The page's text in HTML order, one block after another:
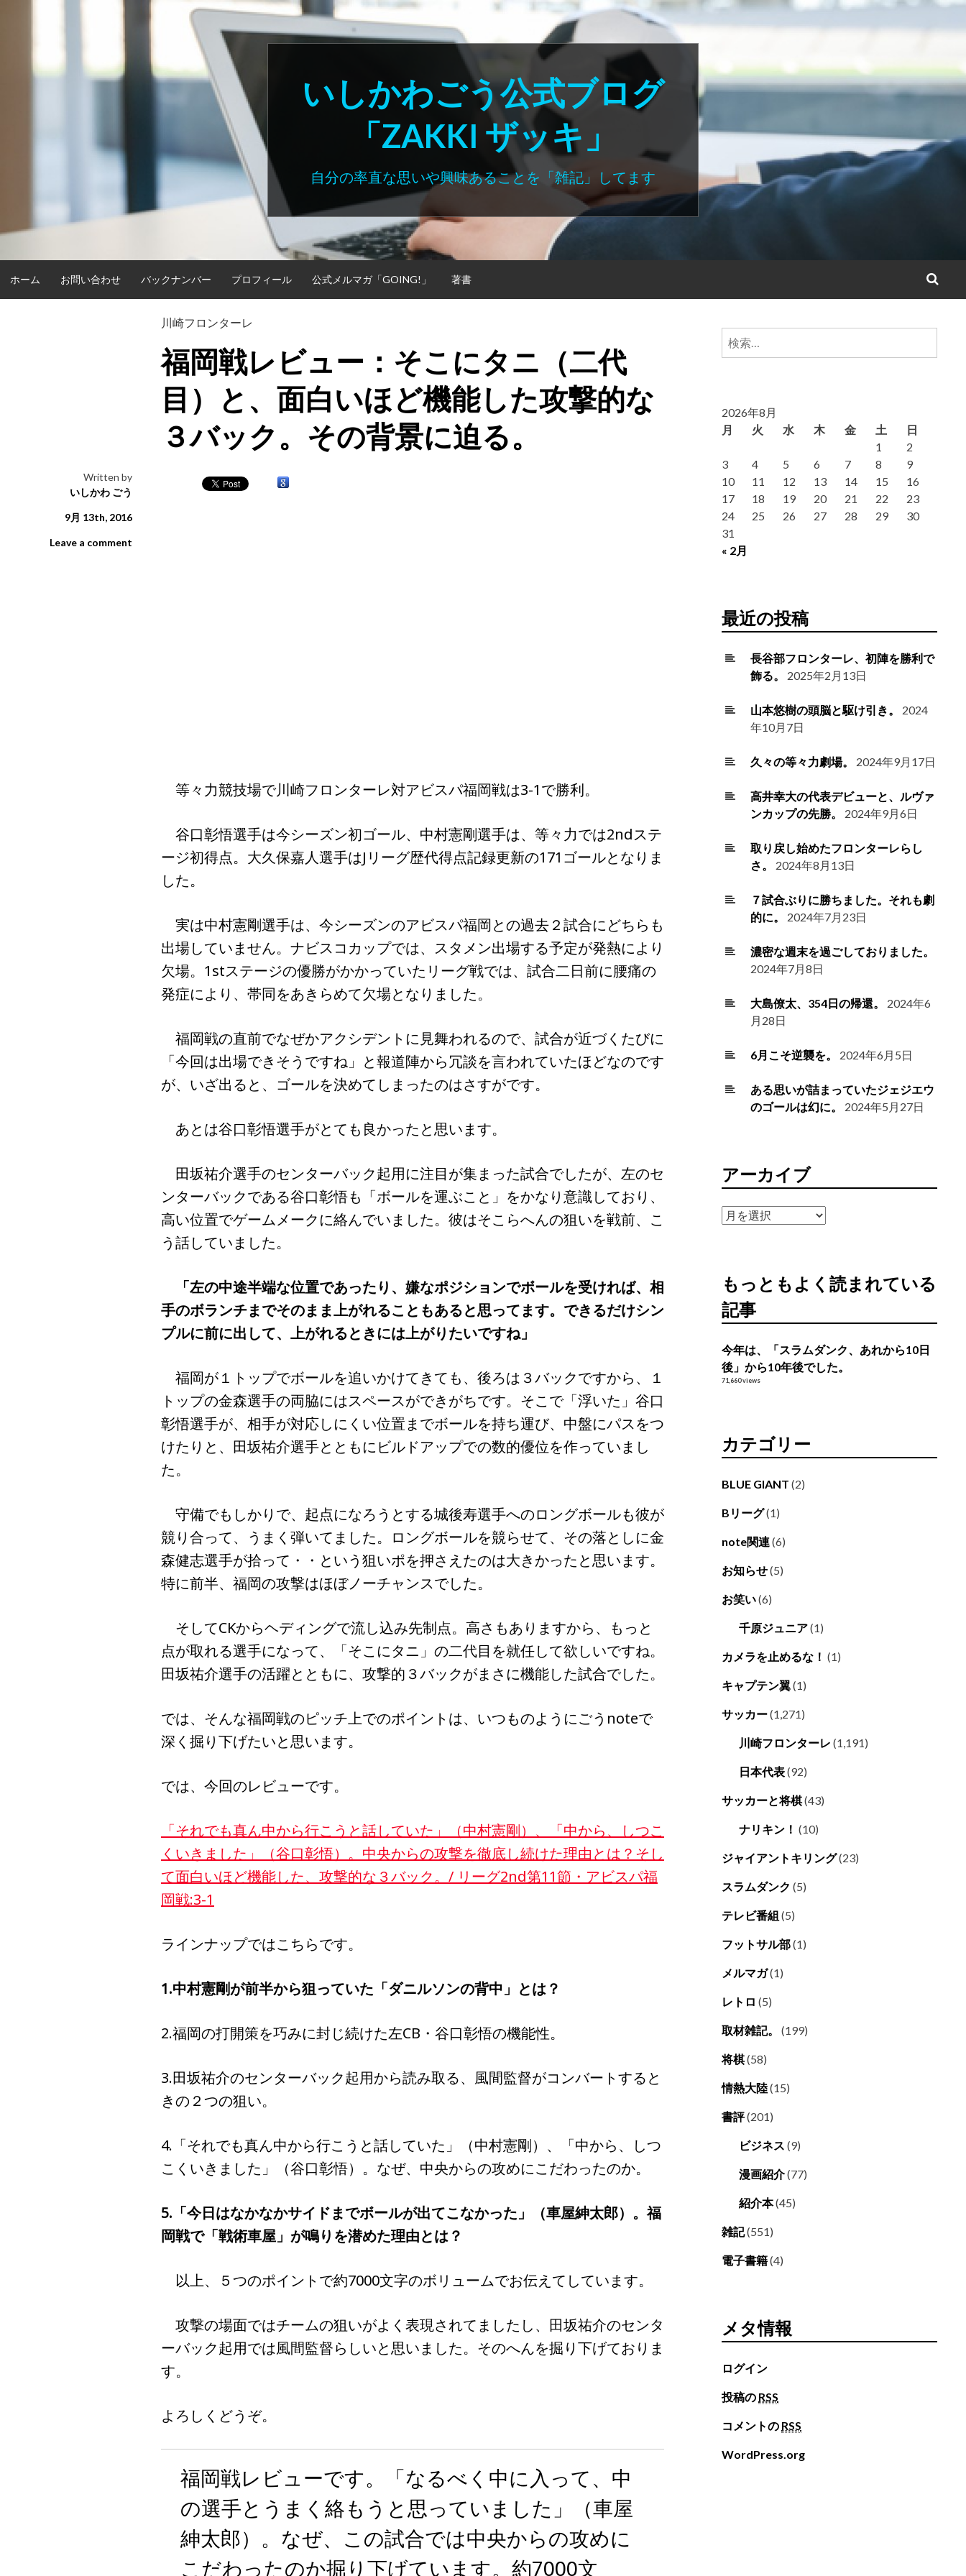
いしかわごう公式ブログ
「ZAKKI ザッキ」
自分の率直な思いや興味あることを「雑記」してます
ホーム お問い合わせ バックナンバー プロフィール 公式メルマガ「GOING!」 著書
川崎フロンターレ
福岡戦レビュー：そこにタニ（二代
目）と、面白いほど機能した攻撃的な
３バック。その背景に迫る。
Written by
いしかわ ごう
9月 13th, 2016
Leave a comment
等々力競技場で川崎フロンターレ対アビスパ福岡戦は3-1で勝利。
谷口彰悟選手は今シーズン初ゴール、中村憲剛選手は、等々力では2ndステ
ージ初得点。大久保嘉人選手はJリーグ歴代得点記録更新の171ゴールとなりま
した。
実は中村憲剛選手は、今シーズンのアビスパ福岡との過去２試合にどちらも
出場していません。ナビスコカップでは、スタメン出場する予定が発熱により
欠場。1stステージの優勝がかかっていたリーグ戦では、試合二日前に腰痛の
発症により、帯同をあきらめて欠場となりました。
福岡戦の直前でなぜかアクシデントに見舞われるので、試合が近づくたびに
「今回は出場できそうですね」と報道陣から冗談を言われていたほどなのです
が、いざ出ると、ゴールを決めてしまったのはさすがです。
あとは谷口彰悟選手がとても良かったと思います。
田坂祐介選手のセンターバック起用に注目が集まった試合でしたが、左のセ
ンターバックである谷口彰悟も「ボールを運ぶこと」をかなり意識しており、
高い位置でゲームメークに絡んでいました。彼はそこらへんの狙いを戦前、こ
う話していました。
「左の中途半端な位置であったり、嫌なポジションでボールを受ければ、相
手のボランチまでそのまま上がれることもあると思ってます。できるだけシン
プルに前に出して、上がれるときには上がりたいですね」
福岡が１トップでボールを追いかけてきても、後ろは３バックですから、１
トップの金森選手の両脇にはスペースができがちです。そこで「浮いた」谷口
彰悟選手が、相手が対応しにくい位置までボールを持ち運び、中盤にパスをつ
けたりと、田坂祐介選手とともにビルドアップでの数的優位を作っていまし
た。
守備でもしかりで、起点になろうとする城後寿選手へのロングボールも彼が
競り合って、うまく弾いてました。ロングボールを競らせて、その落としに金
森健志選手が拾って・・という狙いポを押さえたのは大きかったと思います。
特に前半、福岡の攻撃はほぼノーチャンスでした。
そしてCKからヘディングで流し込み先制点。高さもありますから、もっと
点が取れる選手になって、「そこにタニ」の二代目を就任して欲しいですね。
田坂祐介選手の活躍とともに、攻撃的３バックがまさに機能した試合でした。
では、そんな福岡戦のピッチ上でのポイントは、いつものようにごうnoteで
深く掘り下げたいと思います。
では、今回のレビューです。
「それでも真ん中から行こうと話していた」（中村憲剛）、「中から、しつこ
くいきました」（谷口彰悟）。中央からの攻撃を徹底し続けた理由とは？そし
て面白いほど機能した、攻撃的な３バック。/ リーグ2nd第11節・アビスパ福
岡戦:3-1
ラインナップではこちらです。
1.中村憲剛が前半から狙っていた「ダニルソンの背中」とは？
2.福岡の打開策を巧みに封じ続けた左CB・谷口彰悟の機能性。
3.田坂祐介のセンターバック起用から読み取る、風間監督がコンバートすると
きの２つの狙い。
4.「それでも真ん中から行こうと話していた」（中村憲剛）、「中から、しつ
こくいきました」（谷口彰悟）。なぜ、中央からの攻めにこだわったのか。
5.「今日はなかなかサイドまでボールが出てこなかった」（車屋紳太郎）。福
岡戦で「戦術車屋」が鳴りを潜めた理由とは？
以上、５つのポイントで約7000文字のボリュームでお伝えてしています。
攻撃の場面ではチームの狙いがよく表現されてましたし、田坂祐介のセンタ
ーバック起用では風間監督らしいと思いました。そのへんを掘り下げておりま
す。
よろしくどうぞ。
福岡戦レビューです。「なるべく中に入って、中
の選手とうまく絡もうと思っていました」（車屋
紳太郎）。なぜ、この試合では中央からの攻めに
こだわったのか掘り下げています。約7000文
検
2026年8月
月
火 水 木 金 土 日
« 2月
1
2
3
4 5 6 7 8
9
10
11 12 13 14 15
16
17
18 19 20 21 22
23
24
25 26 27 28 29
30
31
最近の投稿
長谷部フロンターレ、初陣を勝利で
飾る。
2025年2月13日
山本悠樹の頭脳と駆け引き。
2024
年10月7日
久々の等々力劇場。 2024年9月17日
高井幸大の代表デビューと、ルヴァ
ンカップの先勝。
2024年9月6日
取り戻し始めたフロンターレらし
さ。
2024年8月13日
７試合ぶりに勝ちました。それも劇
的に。
2024年7月23日
濃密な週末を過ごしておりました。
2024年7月8日
大島僚太、354日の帰還。
2024年6
月28日
6月こそ逆襲を。 2024年6月5日
ある思いが詰まっていたジェジエウ
のゴールは幻に。
2024年5月27日
アーカイブ
ア
ブ
もっともよく読まれている
記事
今年は、「スラムダンク、あれから10日
後」から10年後でした。
71,660 views
カテゴリー
BLUE GIANT (2)
Bリーグ(1)
note関連(6)
お知らせ(5)
お笑い(6)
千原ジュニア(1)
カメラを止めるな！ (1)
キャプテン翼(1)
サッカー(1,271)
川崎フロンターレ (1,191)
日本代表(92)
サッカーと将棋(43)
ナリキン！ (10)
ジャイアントキリング(23)
スラムダンク (5)
テレビ番組 (5)
フットサル部(1)
メルマガ(1)
レトロ (5)
取材雑記。 (199)
将棋(58)
情熱大陸(15)
書評(201)
ビジネス (9)
漫画紹介(77)
紹介本(45)
雑記(551)
電子書籍(4)
メタ情報
ログイン
投稿の RSS
コメントの RSS
WordPress.org